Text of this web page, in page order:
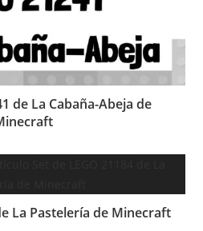
de La Cabaña-Abeja de
La Pastelería de Minecraft